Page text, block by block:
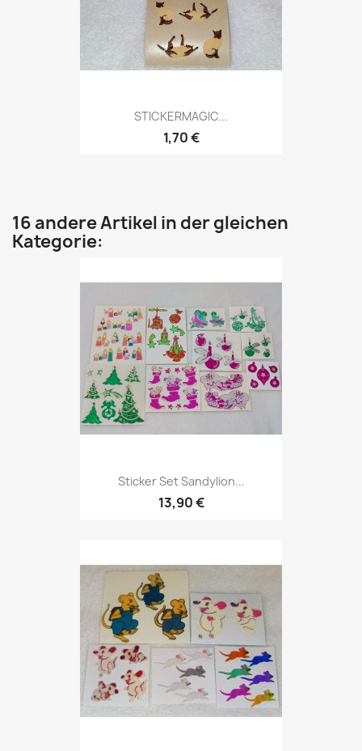
STICKERMAGIC...
1,70 €
16 andere Artikel in der gleichen
Kategorie:
Sticker Set Sandylion...
13,90 €